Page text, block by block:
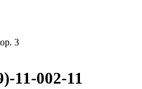
3
11-002-11